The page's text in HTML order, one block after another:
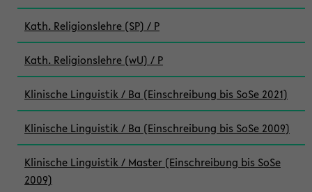
Kath. Religionslehre (SP) / P
Kath. Religionslehre (wU) / P
Klinische Linguistik / Ba (Einschreibung bis SoSe 2021)
Klinische Linguistik / Ba (Einschreibung bis SoSe 2009)
Klinische Linguistik / Master (Einschreibung bis SoSe
2009)